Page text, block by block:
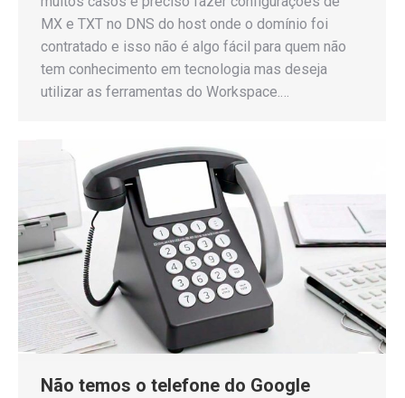
MX e TXT no DNS do host onde o domínio foi
contratado e isso não é algo fácil para quem não
tem conhecimento em tecnologia mas deseja
utilizar as ferramentas do Workspace.…
Não temos o telefone do Google